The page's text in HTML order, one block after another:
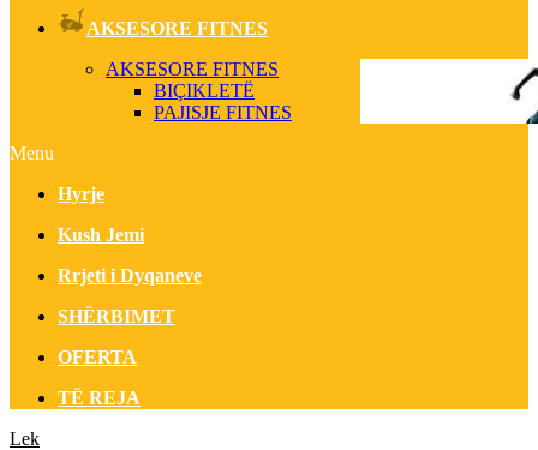
AKSESORE FITNES
AKSESORE FITNES
BIÇIKLETË
PAJISJE FITNES
Menu
Hyrje
Kush Jemi
Rrjeti i Dyqaneve
SHËRBIMET
OFERTA
TË REJA
Lek